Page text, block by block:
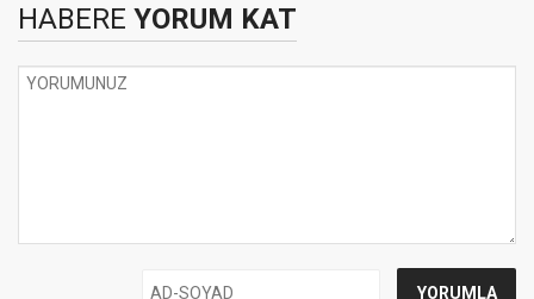
HABERE YORUM KAT